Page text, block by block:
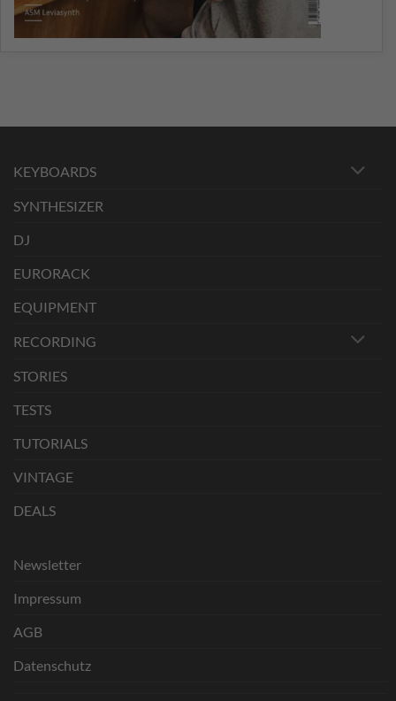
KEYBOARDS
SYNTHESIZER
DJ
EURORACK
EQUIPMENT
RECORDING
STORIES
TESTS
TUTORIALS
VINTAGE
DEALS
Newsletter
Impressum
AGB
Datenschutz